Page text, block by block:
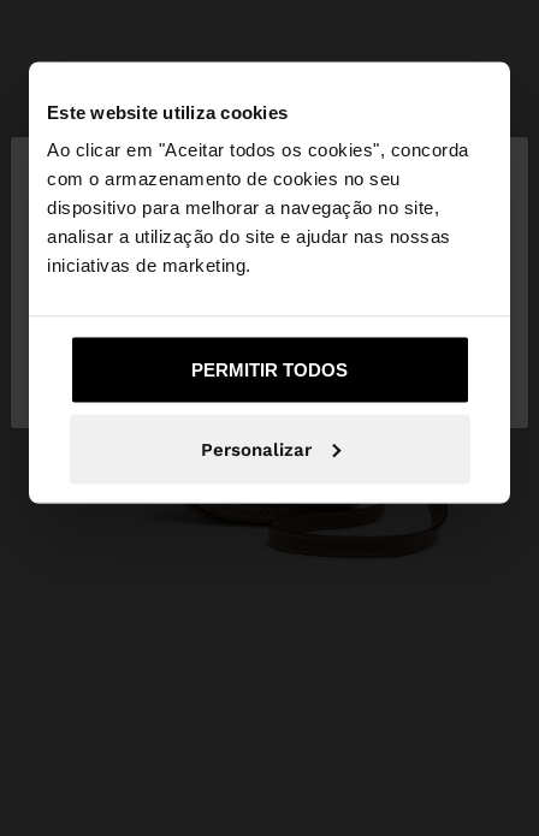
Este website utiliza cookies
Ao clicar em "Aceitar todos os cookies", concorda
com o armazenamento de cookies no seu
dispositivo para melhorar a navegação no site,
analisar a utilização do site e ajudar nas nossas
iniciativas de marketing.
PERMITIR TODOS
Personalizar
Está a aceder ao site a partir de Portugal. Deseja
navegar no nosso site United States?